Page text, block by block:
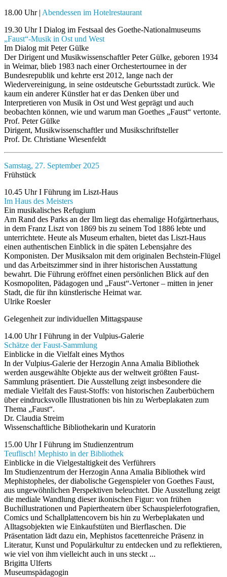
18.00 Uhr | Abendessen im Hotelrestaurant
19.30 Uhr I Dialog im Festsaal des Goethe-Nationalmuseums
„Faust“-Musik in Ost und West
Im Dialog mit Peter Gülke
Der Dirigent und Musikwissenschaftler Peter Gülke, geboren 1934
in Weimar, blieb 1983 nach einer Orchestertournee in der
Bundesrepublik und kehrte erst 2012, lange nach der
Wiedervereinigung, in seine ostdeutsche Geburtsstadt zurück. Wie
kaum ein anderer Künstler hat er das Denken über und
Interpretieren von Musik in Ost und West geprägt und auch
beobachten können, wie und warum man Goethes „Faust“ vertonte.
Prof. Peter Gülke
Dirigent, Musikwissenschaftler und Musikschriftsteller
Prof. Dr. Christiane Wiesenfeldt
Samstag, 27. September 2025
Frühstück
10.45 Uhr I Führung im Liszt-Haus
Im Haus des Meisters
Ein musikalisches Refugium
Am Rand des Parks an der Ilm liegt das ehemalige Hofgärtnerhaus,
in dem Franz Liszt von 1869 bis zu seinem Tod 1886 lebte und
unterrichtete. Heute als Museum erhalten, bietet das Liszt-Haus
einen authentischen Einblick in die späten Lebensjahre des
Komponisten. Der Musiksalon mit dem originalen Bechstein-Flügel
und das Arbeitszimmer sind in ihrer historischen Ausstattung
bewahrt. Die Führung eröffnet einen persönlichen Blick auf den
Kosmopoliten, Pädagogen und „Faust“-Vertoner – mitten in jener
Stadt, die für ihn künstlerische Heimat war.
Ulrike Roesler
Gelegenheit zur individuellen Mittagspause
14.00 Uhr I Führung in der Vulpius-Galerie
Schätze der Faust-Sammlung
Einblicke in die Vielfalt eines Mythos
In der Vulpius-Galerie der Herzogin Anna Amalia Bibliothek
werden ausgewählte Objekte aus der weltweit größten Faust-
Sammlung präsentiert. Die Ausstellung zeigt insbesondere die
mediale Vielfalt des Faust-Stoffs: von historischen Zauberbüchern
über eindrucksvolle Illustrationen bis hin zu Werbeplakaten zum
Thema „Faust“.
Dr. Claudia Streim
Wissenschaftliche Bibliothekarin und Kuratorin
15.00 Uhr I Führung im Studienzentrum
Teuflisch! Mephisto in der Bibliothek
Einblicke in die Vielgestaltigkeit des Verführers
Im Studienzentrum der Herzogin Anna Amalia Bibliothek wird
Mephistopheles, der diabolische Gegenspieler von Goethes Faust,
aus ungewöhnlichen Perspektiven beleuchtet. Die Ausstellung zeigt
die mediale Wandlung dieser ikonischen Figur: von frühen
Buchillustrationen und Papiertheatern über Schauspielerfotografien,
Comics und Schallplattencovern bis hin zu Werbeplakaten und
Alltagsobjekten wie Einkaufstüten und Bierflaschen. Die
Präsentation lädt dazu ein, Mephistos facettenreiche Präsenz in
Literatur, Kunst und Populärkultur zu entdecken und zu reflektieren,
wie viel von ihm vielleicht auch in uns steckt ...
Brigitta Ulferts
Museumspädagogin